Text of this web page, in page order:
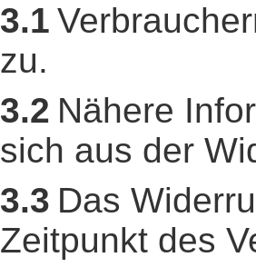
3.1
zu.
3.2 Nähere
sich aus der
3.3 Das
Zeitpunkt des